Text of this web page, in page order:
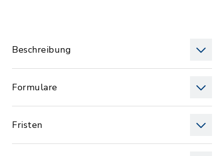
Beschreibung
Formulare
Fristen